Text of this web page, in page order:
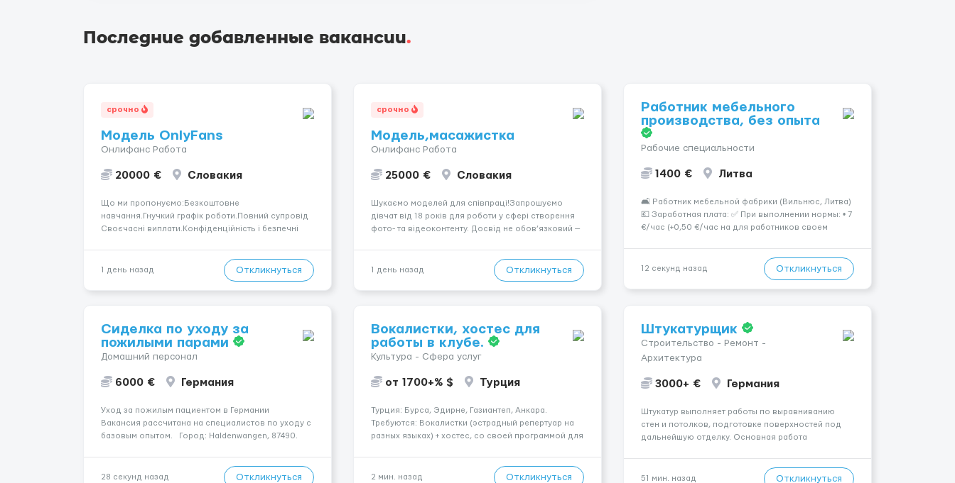
Последние добавленные вакансии.
срочно
Модель OnlyFans
Онлифанс Работа
20000 € Словакия
Що ми пропонуємо:Безкоштовне
навчання.Гнучкий графік роботи.Повний супровід
Своєчасні виплати.Конфіденційність і безпечні
розвиватися.Досвід не обов’язковий.Якщо вас
зацікавила вакансія — залишайте відгук, і ми
зв’яжемося ...
1 день назад Откликнуться
срочно
Модель,масажистка
Онлифанс Работа
25000 € Словакия
Шукаємо моделей для співпраці!Запрошуємо
дівчат від 18 років для роботи у сфері створення
фото- та відеоконтенту. Досвід не обов’язковий —
конфіденційність і професійну підтримку.
Працюємо офіційно, поважаємо особ...
1 день назад Откликнуться
Работник мебельного
производства, без опыта
Рабочие специальности
1400 € Литва
🛋 Работник мебельной фабрики (Вильнюс, Литва)
💶 Заработная плата: ✅ При выполнении нормы: • 7
€/час (+0,50 €/час на для работников своем
Вильнюс 📦 Обязанности: Работа на современн...
12 секунд назад Откликнуться
Сиделка по уходу за
пожилыми парами
Домашний персонал
6000 € Германия
Уход за пожилым пациентом в Германии
Вакансия рассчитана на специалистов по уходу с
базовым опытом. Город: Haldenwangen, 87490.
допомога при переміщенні). Психологиче...
28 секунд назад Откликнуться
Вокалистки, хостес для
работы в клубе.
Культура - Сфера услуг
от 1700+% $ Турция
Турция: Бурса, Эдирне, Газиантеп, Анкара.
Требуются: Вокалистки (эстрадный репертуар на
разных языках) + хостеc, со своей программой для
трех месяцев. Мед. страховка. Высокая зарплат...
2 мин. назад Откликнуться
Штукатурщик
Строительство - Ремонт -
Архитектура
3000+ € Германия
Штукатур выполняет работы по выравниванию
стен и потолков, подготовке поверхностей под
дальнейшую отделку. Основная работа
специалистов с подтверждённым опытом и
51 мин. назад Откликнуться